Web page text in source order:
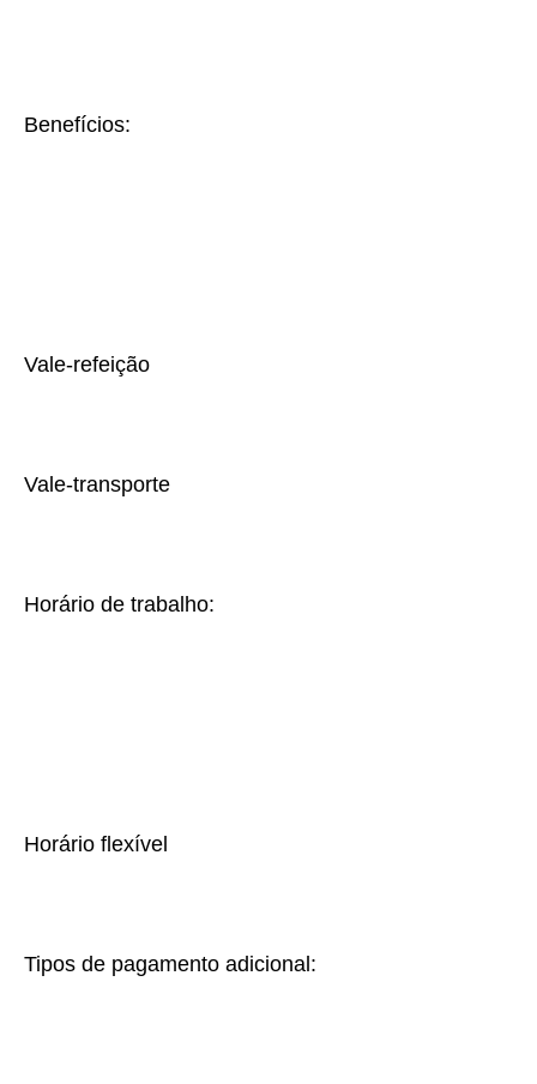
Benefícios:
Vale-refeição
Vale-transporte
Horário de trabalho:
Horário flexível
Tipos de pagamento adicional: